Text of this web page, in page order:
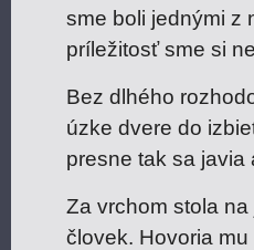
sme boli jednými z
príležitosť sme si
Bez dlhého
úzke dvere do
presne tak sa javia
Za vrchom stola
človek. Hovoria